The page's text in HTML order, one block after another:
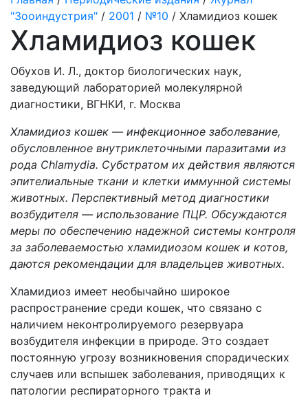
"Зооиндустрия" / 2001 / №10 / Хламидиоз кошек
Хламидиоз кошек
Обухов И. Л., доктор биологических наук,
заведующий лабораторией молекулярной
диагностики, ВГНКИ, г. Москва
Хламидиоз кошек — инфекционное заболевание,
обусловленное внутриклеточными паразитами из
рода Chlamydia. Субстратом их действия являются
эпителиальные ткани и клетки иммунной системы
животных. Перспективный метод диагностики
возбудителя — использование ПЦР. Обсуждаются
меры по обеспечению надежной системы контроля
за заболеваемостью хламидиозом кошек и котов,
даются рекомендации для владельцев животных.
Хламидиоз имеет необычайно широкое
распространение среди кошек, что связано с
наличием неконтролируемого резервуара
возбудителя инфекции в природе. Это создает
постоянную угрозу возникновения спорадических
случаев или вспышек заболевания, приводящих к
патологии респираторного тракта и